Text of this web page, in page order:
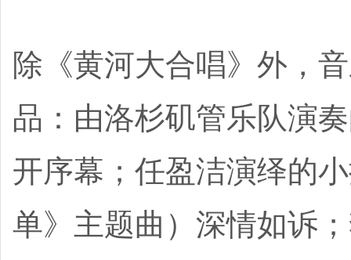
除《黄河大合唱》外，
品：由洛杉矶管乐队演
开序幕；任盈洁演绎的
单》主题曲）深情如诉